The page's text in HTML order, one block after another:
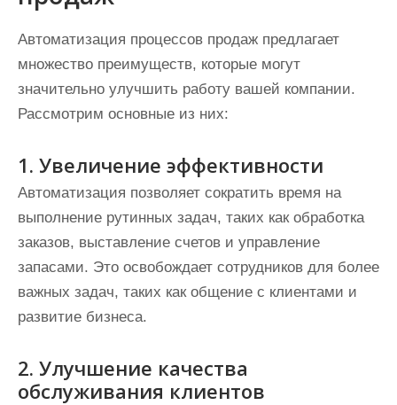
Автоматизация процессов продаж предлагает
множество преимуществ, которые могут
значительно улучшить работу вашей компании.
Рассмотрим основные из них:
1. Увеличение эффективности
Автоматизация позволяет сократить время на
выполнение рутинных задач, таких как обработка
заказов, выставление счетов и управление
запасами. Это освобождает сотрудников для более
важных задач, таких как общение с клиентами и
развитие бизнеса.
2. Улучшение качества
обслуживания клиентов